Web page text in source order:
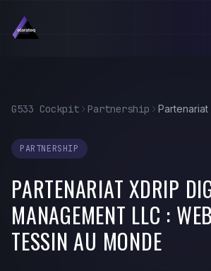
G533 Cockpit Partnership
PARTNERSHIP
PARTENARIAT XDRIP
MANAGEMENT LLC :
TESSIN AU MONDE